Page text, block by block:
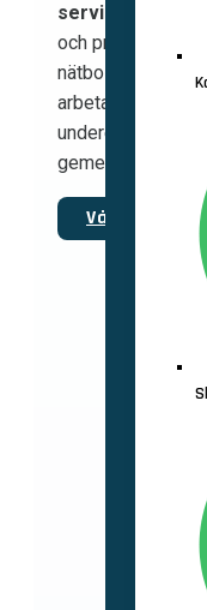
serviceavtal.
och privata
nätbolag, industri
arbeta som både
gemensamt
–
Vårt